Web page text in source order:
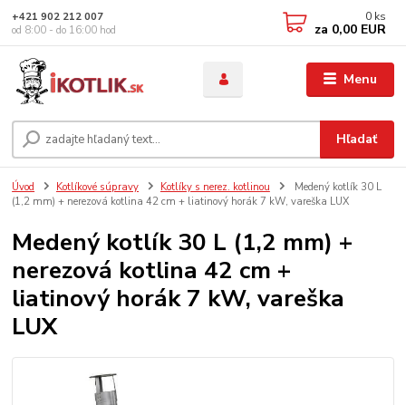
Menu
Hľadať
+421 902 212 007
od 8:00 - do 16:00 hod
0 ks
za 0,00 EUR
Úvod Kotlíkové súpravy Kotlíky s nerez. kotlinou
Medený kotlík 30 L
(1,2 mm) + nerezová kotlina 42 cm + liatinový horák 7 kW, vareška LUX
Medený kotlík 30 L (1,2 mm) +
nerezová kotlina 42 cm +
liatinový horák 7 kW, vareška
LUX